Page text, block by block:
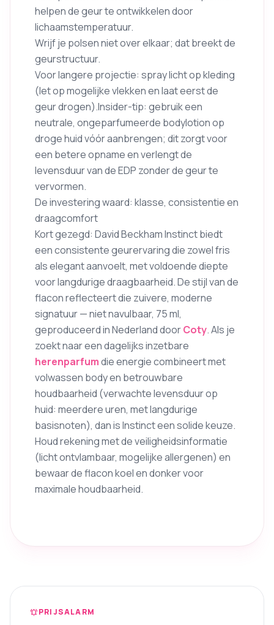
helpen de geur te ontwikkelen door
lichaamstemperatuur.
Wrijf je polsen niet over elkaar; dat breekt de
geurstructuur.
Voor langere projectie: spray licht op kleding
(let op mogelijke vlekken en laat eerst de
geur drogen).Insider-tip: gebruik een
neutrale, ongeparfumeerde bodylotion op
droge huid vóór aanbrengen; dit zorgt voor
een betere opname en verlengt de
levensduur van de EDP zonder de geur te
vervormen.
De investering waard: klasse, consistentie en
draagcomfort
Kort gezegd: David Beckham Instinct biedt
een consistente geurervaring die zowel fris
als elegant aanvoelt, met voldoende diepte
voor langdurige draagbaarheid. De stijl van de
flacon reflecteert die zuivere, moderne
signatuur — niet navulbaar, 75 ml,
geproduceerd in Nederland doorCoty. Als je
zoekt naar een dagelijks inzetbare
herenparfumdie energie combineert met
volwassen body en betrouwbare
houdbaarheid (verwachte levensduur op
huid: meerdere uren, met langdurige
basisnoten), dan is Instinct een solide keuze.
Houd rekening met de veiligheidsinformatie
(licht ontvlambaar, mogelijke allergenen) en
bewaar de flacon koel en donker voor
maximale houdbaarheid.
notifications_activePRIJSALARM